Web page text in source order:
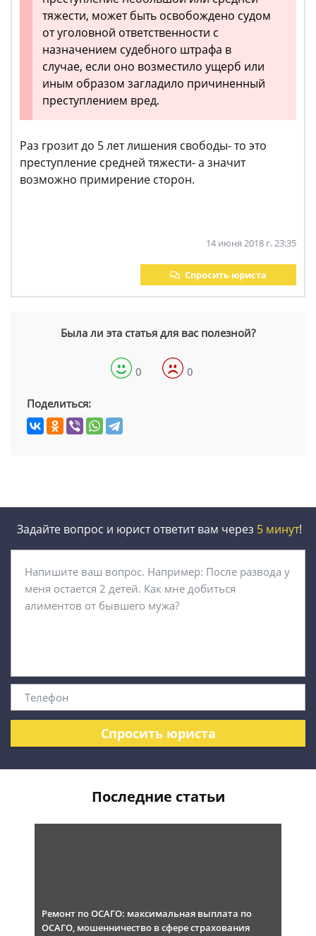
тяжести, может быть освобождено судом
от уголовной ответственности с
назначением судебного штрафа в
случае, если оно возместило ущерб или
иным образом загладило причиненный
преступлением вред.
Раз грозит до 5 лет лишения свободы- то это
преступление средней тяжести- а значит
возможно примирение сторон.
14 июня 2018 г. 23:35
Спросить юриста
Была ли эта статья для вас полезной?
0 0
Поделиться:
Задайте вопрос и юрист ответит вам через 5 минут!
Спросить юриста
Последние статьи
Ремонт по ОСАГО: максимальная выплата по
ОСАГО, мошенничество в сфере страхования